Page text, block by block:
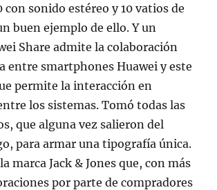
con sonido estéreo y 10 vatios de
buen ejemplo de ello. Y un
Share admite la colaboración
entre smartphones Huawei y este
permite la interacción en
los sistemas. Tomó todas las
que alguna vez salieron del
para armar una tipografía única.
marca Jack & Jones que, con más
por parte de compradores